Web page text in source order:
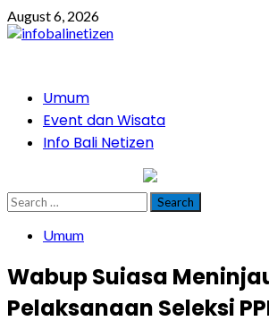
Skip
to
August 6, 2026
PrimaryUmum
Event dan Wisata
Info Bali Netizen
Search
for:
Umum
Wabup Suiasa
Pelaksanaan Seleksi